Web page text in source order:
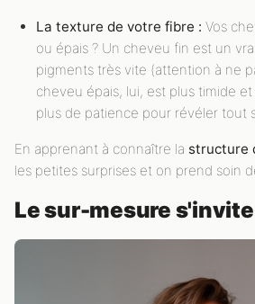
La texture de votre fibre : Vos
ou épais ? Un cheveu fin est un
pigments très vite (attention à ne
cheveu épais, lui, est plus timide
plus de patience pour révéler tout
En apprenant à connaître la structure
les petites surprises et on prend soin
Le sur-mesure